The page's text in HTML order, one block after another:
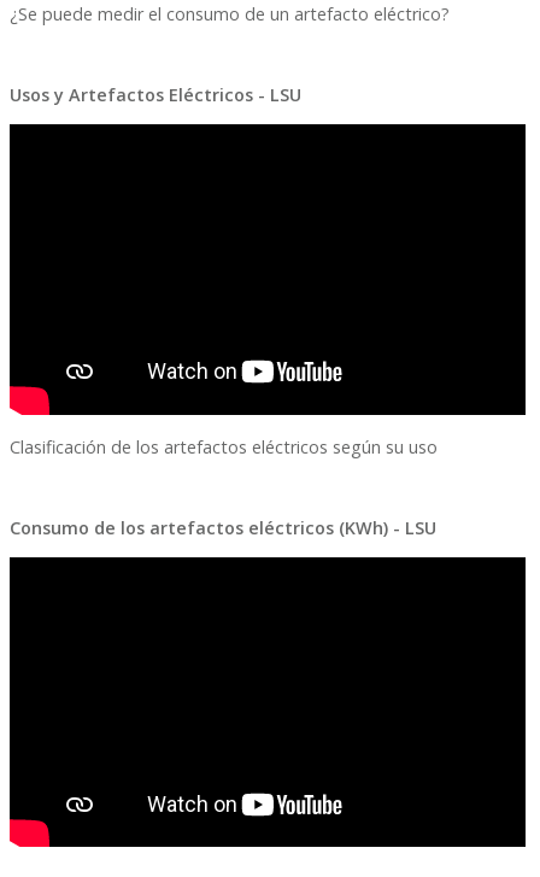
¿Se puede medir el consumo de un artefacto eléctrico?
Usos y Artefactos Eléctricos - LSU
Clasificación de los artefactos eléctricos según su uso
Consumo de los artefactos eléctricos (KWh) - LSU